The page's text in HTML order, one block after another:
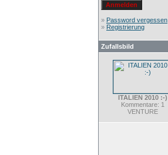
» Password vergessen
» Registrierung
Zufallsbild
ITALIEN 2010 :-)
Kommentare: 1
VENTURE